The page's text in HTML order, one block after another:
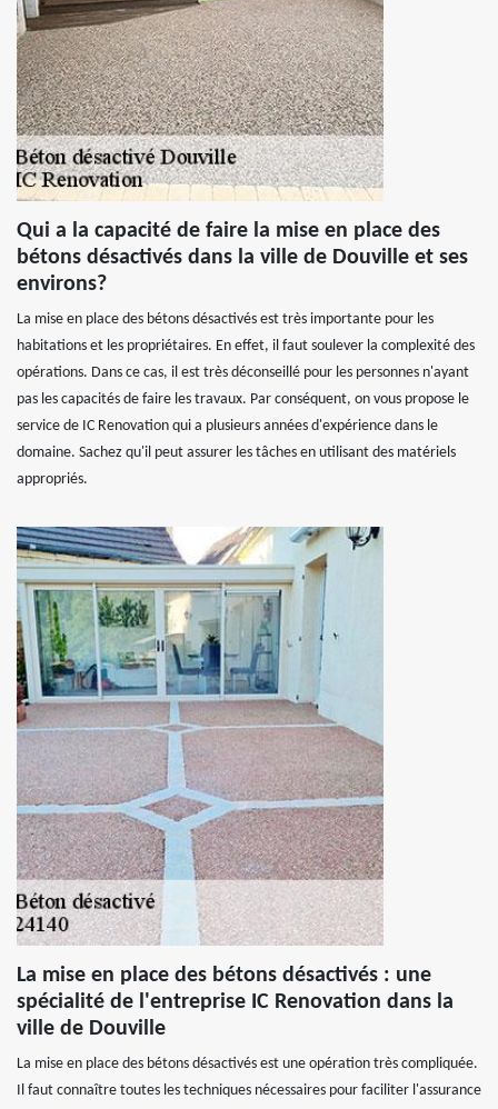
Qui a la capacité de faire la mise en place des
bétons désactivés dans la ville de Douville et ses
environs?
La mise en place des bétons désactivés est très importante pour les
habitations et les propriétaires. En effet, il faut soulever la complexité des
opérations. Dans ce cas, il est très déconseillé pour les personnes n'ayant
pas les capacités de faire les travaux. Par conséquent, on vous propose le
service de IC Renovation qui a plusieurs années d'expérience dans le
domaine. Sachez qu'il peut assurer les tâches en utilisant des matériels
appropriés.
La mise en place des bétons désactivés : une
spécialité de l'entreprise IC Renovation dans la
ville de Douville
La mise en place des bétons désactivés est une opération très compliquée.
Il faut connaître toutes les techniques nécessaires pour faciliter l'assurance